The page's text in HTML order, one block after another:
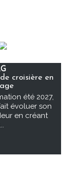
croisière en
été 2027,
évoluer son
en créant